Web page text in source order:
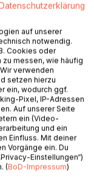
of six years
the Galápagos.
a unique flora
several million
Islands is
in the animal world
Datenschutzerklärung
auf unserer
notwendig.
Cookies oder
messen, wie häufig
verwenden
setzen hierzu
ein, wodurch ggf.
Pixel, IP-Adressen
Auf unserer Seite
ein (Video-
und ein
Einfluss. Mit deiner
Vorgänge ein. Du
Einstellungen“)
(BoD-Impressum)